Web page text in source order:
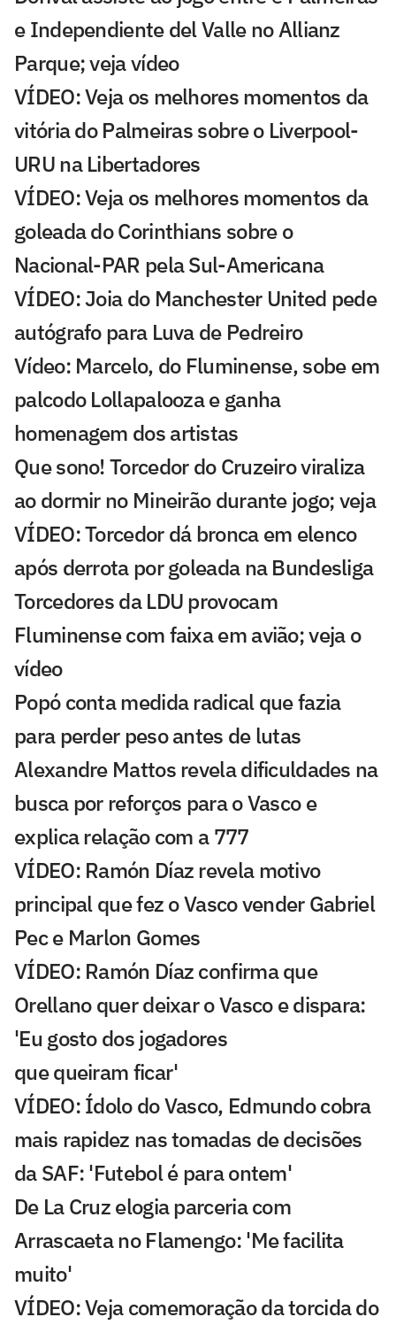
e Independiente del Valle no Allianz
Parque; veja vídeo
VÍDEO: Veja os melhores momentos da
vitória do Palmeiras sobre o Liverpool-
URU na Libertadores
VÍDEO: Veja os melhores momentos da
goleada do Corinthians sobre o
Nacional-PAR pela Sul-Americana
VÍDEO: Joia do Manchester United pede
autógrafo para Luva de Pedreiro
Vídeo: Marcelo, do Fluminense, sobe em
palcodo Lollapalooza e ganha
homenagem dos artistas
Que sono! Torcedor do Cruzeiro viraliza
ao dormir no Mineirão durante jogo; veja
VÍDEO: Torcedor dá bronca em elenco
após derrota por goleada na Bundesliga
Torcedores da LDU provocam
Fluminense com faixa em avião; veja o
vídeo
Popó conta medida radical que fazia
para perder peso antes de lutas
Alexandre Mattos revela dificuldades na
busca por reforços para o Vasco e
explica relação com a 777
VÍDEO: Ramón Díaz revela motivo
principal que fez o Vasco vender Gabriel
Pec e Marlon Gomes
VÍDEO: Ramón Díaz confirma que
Orellano quer deixar o Vasco e dispara:
'Eu gosto dos jogadores
que queiram ficar'
VÍDEO: Ídolo do Vasco, Edmundo cobra
mais rapidez nas tomadas de decisões
da SAF: 'Futebol é para ontem'
De La Cruz elogia parceria com
Arrascaeta no Flamengo: 'Me facilita
muito'
VÍDEO: Veja comemoração da torcida do